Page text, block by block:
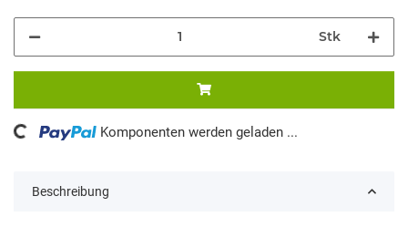
Stk
Komponenten werden geladen ...
Beschreibung